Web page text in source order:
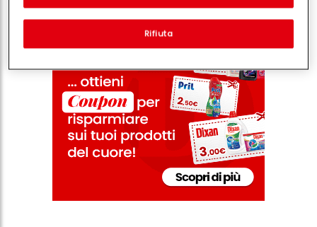
di questo sito Web e le tue interazioni commerciali con noi
(rispettivamente dell'azienda per cui lavori) per) e su tale base
conservare le nostre informazioni sulle entità commerciali e
creare profili individuali su di te che potrebbero essere arricchiti
con dati ottenuti da terze parti e altri siti Web. Utilizziamo questi
profili per scopi di marketing personalizzato, in particolare per
visualizzare annunci pubblicitari che potrebbero interessarti
(basati, ad esempio, sui tuoi interessi identificati) su questo sito
web e altri media (di terzi) tramite i dispositivi assegnati a te o
alla tua famiglia, nonché per misurare e ottimizzare il successo
Rifiuta